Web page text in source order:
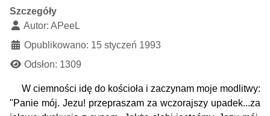
Szczegóły
Autor: APeeL
Opublikowano: 15 styczeń 1993
Odsłon: 1309
W ciemności idę do kościoła i zaczynam moje modlitwy:
"Panie mój. Jezu! przepra­szam za wczorajszy upadek...za